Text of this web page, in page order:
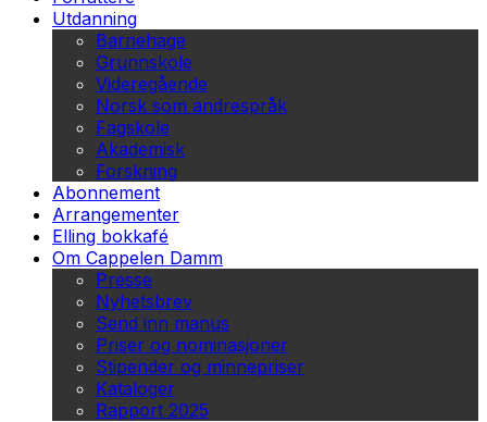
Utdanning
Barnehage
Grunnskole
Videregående
Norsk som andrespråk
Fagskole
Akademisk
Forskning
Abonnement
Arrangementer
Elling bokkafé
Om Cappelen Damm
Presse
Nyhetsbrev
Send inn manus
Priser og nominasjoner
Stipender og minnepriser
Kataloger
Rapport 2025